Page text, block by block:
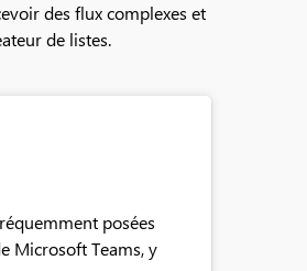
des flux complexes et
de listes.
posées
Microsoft Teams, y